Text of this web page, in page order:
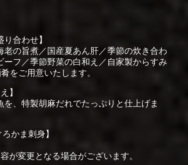
合わせ】
老の旨煮／国産夏あん肝／季節の炊き合わ
ーフ／季節野菜の白和え／自家製からすみ
をご用意いたします。
】
を、特製胡麻だれでたっぷりと仕上げま
かま刺身】
が変更となる場合がございます。